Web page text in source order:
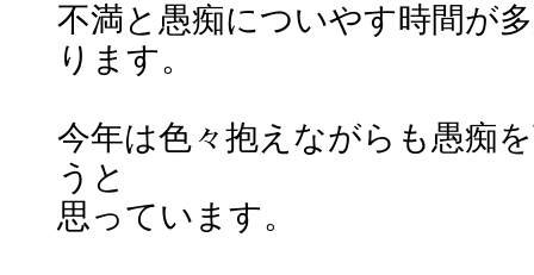
不満と愚痴についやす時間が
ります。
今年は色々抱えながらも愚痴
うと
思っています。